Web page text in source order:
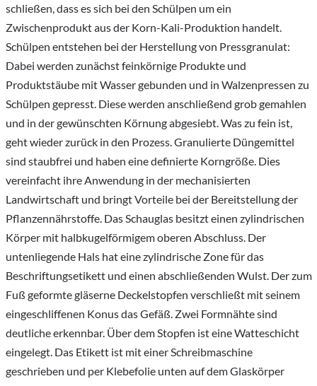
schließen, dass es sich bei den Schülpen um ein
Zwischenprodukt aus der Korn-Kali-Produktion handelt.
Schülpen entstehen bei der Herstellung von Pressgranulat:
Dabei werden zunächst feinkörnige Produkte und
Produktstäube mit Wasser gebunden und in Walzenpressen zu
Schülpen gepresst. Diese werden anschließend grob gemahlen
und in der gewünschten Körnung abgesiebt. Was zu fein ist,
geht wieder zurück in den Prozess. Granulierte Düngemittel
sind staubfrei und haben eine definierte Korngröße. Dies
vereinfacht ihre Anwendung in der mechanisierten
Landwirtschaft und bringt Vorteile bei der Bereitstellung der
Pflanzennährstoffe. Das Schauglas besitzt einen zylindrischen
Körper mit halbkugelförmigem oberen Abschluss. Der
untenliegende Hals hat eine zylindrische Zone für das
Beschriftungsetikett und einen abschließenden Wulst. Der zum
Fuß geformte gläserne Deckelstopfen verschließt mit seinem
eingeschliffenen Konus das Gefäß. Zwei Formnähte sind
deutliche erkennbar. Über dem Stopfen ist eine Watteschicht
eingelegt. Das Etikett ist mit einer Schreibmaschine
geschrieben und per Klebefolie unten auf dem Glaskörper